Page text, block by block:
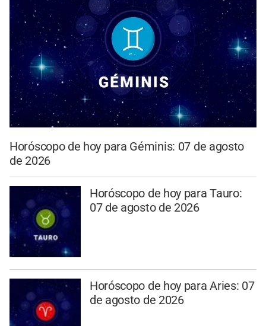
Horóscopo de hoy para Géminis: 07 de agosto
de 2026
Horóscopo de hoy para Tauro:
07 de agosto de 2026
Horóscopo de hoy para Aries: 07
de agosto de 2026